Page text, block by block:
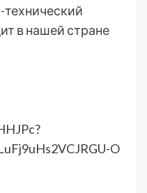
технический
в нашей стране
O